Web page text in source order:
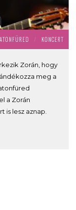
/ KONCERT
Zorán, hogy
meg a
a Zorán
is lesz aznap.